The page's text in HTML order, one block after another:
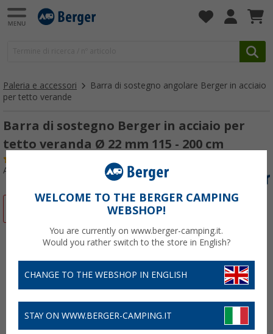
Paleria e accessori
Barra di sostegno angolare Berger in acciaio
per tetto verande
Barra di sostegno Berger in acciaio per
tetto veranda Ø 22 mm 115 - 200 cm
Articolo n: 250090
WELCOME TO THE BERGER CAMPING
WEBSHOP!
You are currently on www.berger-camping.it.
Would you rather switch to the store in English?
CHANGE TO THE WEBSHOP IN ENGLISH
STAY ON WWW.BERGER-CAMPING.IT